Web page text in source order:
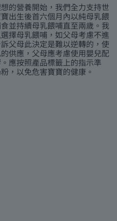
的營養開始，我們全力支持世
出生後首六個月內以純母乳餵
並持續母乳餵哺直至兩歲。我
擇母乳餵哺，如父母考慮不進
父母此決定是難以逆轉的，使
供應，父母應考慮使用嬰兒配
應按照產品標籤上的指示準
，以免危害寶寶的健康。